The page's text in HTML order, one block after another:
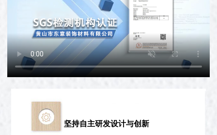
坚持自主研发设计与创新